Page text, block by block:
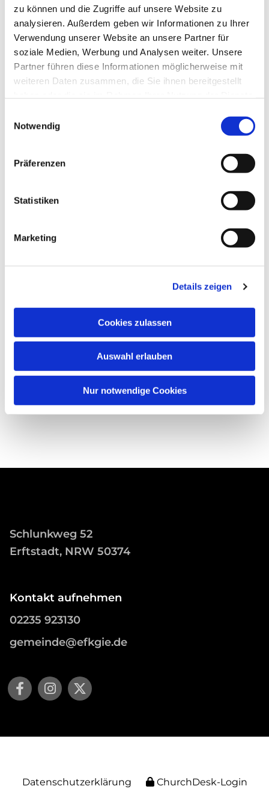
zu können und die Zugriffe auf unsere Website zu
analysieren. Außerdem geben wir Informationen zu Ihrer
Verwendung unserer Website an unsere Partner für
soziale Medien, Werbung und Analysen weiter. Unsere
Partner führen diese Informationen möglicherweise mit
weiteren Daten zusammen, die Sie ihnen bereitgestellt
Notwendig
Präferenzen
Statistiken
Marketing
Details zeigen
Cookies zulassen
Auswahl erlauben
Nur notwendige Cookies
Dies könnte Sie auch
Schlunkweg 52
Erftstadt, NRW 50374
Kontakt aufnehmen
02235 923130
gemeinde@efkgie.de
Datenschutzerklärung ChurchDesk-Login